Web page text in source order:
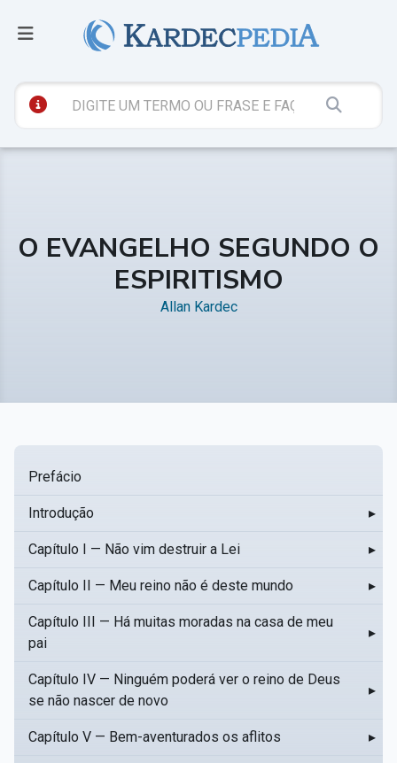
O EVANGELHO SEGUNDO O
ESPIRITISMO
Allan Kardec
Prefácio
Introdução ▸
Capítulo I — Não vim destruir a Lei ▸
Capítulo II — Meu reino não é deste mundo ▸
Capítulo III — Há muitas moradas na casa de meu
pai
▸
Capítulo IV — Ninguém poderá ver o reino de Deus
se não nascer de novo
▸
Capítulo V — Bem-aventurados os aflitos ▸